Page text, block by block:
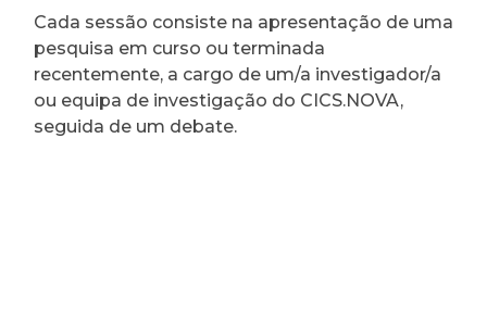
Cada sessão consiste na apresentação de uma
pesquisa em curso ou terminada
recentemente, a cargo de um/a investigador/a
ou equipa de investigação do CICS.NOVA,
seguida de um debate.